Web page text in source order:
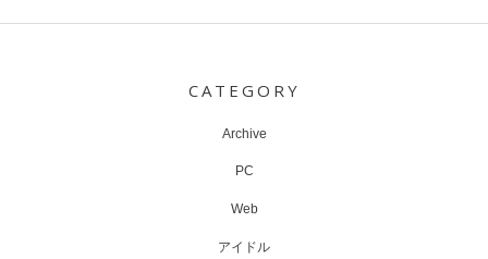
CATEGORY
Archive
PC
Web
アイドル